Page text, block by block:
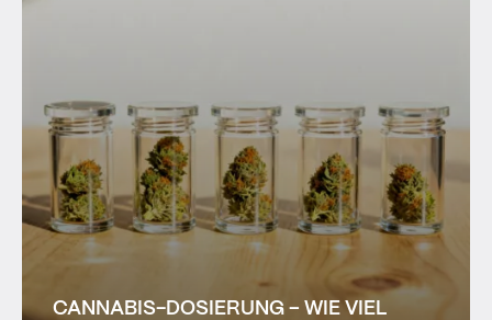
CANNABIS-DOSIERUNG – WIE VIEL